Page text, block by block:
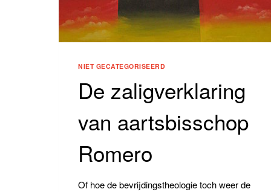
NIET GECATEGORISEERD
De zaligverklaring
van aartsbisschop
Romero
Of hoe de bevrijdingstheologie toch weer de